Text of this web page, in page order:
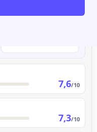
7,4
7,6/10
7,3/10